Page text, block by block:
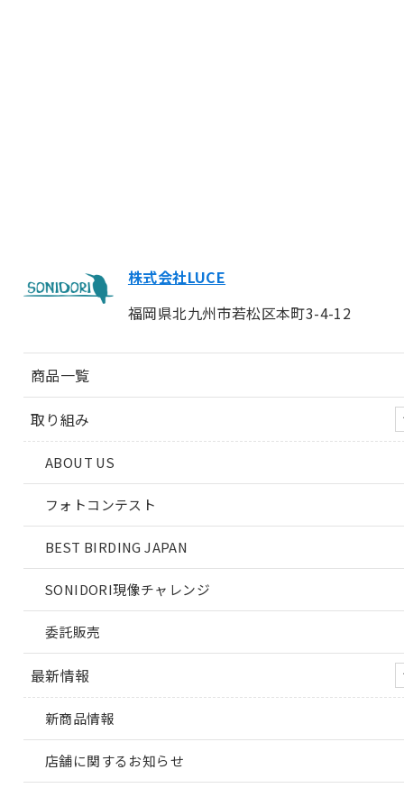
株式会社LUCE
福岡県北九州市若松区本町3-4-12
商品一覧
取り組み
ABOUT US
フォトコンテスト
BEST BIRDING JAPAN
SONIDORI現像チャレンジ
委託販売
最新情報
新商品情報
店舗に関するお知らせ